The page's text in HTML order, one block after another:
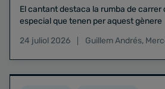
El cantant destaca la rumba de carrer
especial que tenen per aquest gènere
24 juliol 2026
Guillem Andrés,